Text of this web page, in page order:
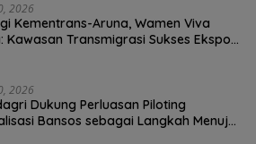
2026
Kementrans-Aruna, Wamen Viva
Kawasan Transmigrasi Sukses Ekspor
2026
Dukung Perluasan Piloting
Bansos sebagai Langkah Menuju